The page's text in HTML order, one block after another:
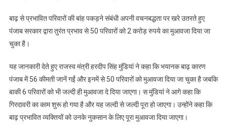
बाढ़ से प्रभावित परिवारों की बांह पकड़ने संबंधी अपनी वचनबद्धता पर खरे उतरते हुए
पंजाब सरकार द्वारा तुरंत प्रभाव से 50 परिवारों को 2 करोड़ रुपये का मुआवजा दिया जा
चुका है।
यह जानकारी देते हुए राजस्व मंत्री हरदीप सिंह मुंडियां ने कहा कि भयानक बाढ़ कारण
पंजाब में 56 कीमती जानें गईं और इनमें से 50 परिवारों को मुआवजा दिया जा चुका है जबकि
बाकी 6 परिवारों को भी जल्दी ही मुआवजा दे दिया जाएगा। स मुंडियां ने आगे कहा कि
गिरदावरी का काम शुरू हो गया है और यह जल्दी से जल्दी पूरा हो जाएगा। उन्होंने कहा कि
बाढ़ प्रभावित व्यक्तियों को उनके नुकसान के लिए पूरा मुआवजा दिया जाएगा।